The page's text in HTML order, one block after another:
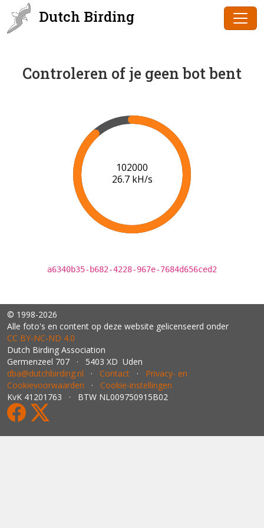
Dutch Birding
Controleren of je geen bot bent
102000
26.7 kH/s
a6340b35-b682-4228-967e-7684d656ced2
© 1998-2026
Alle foto's en content op deze website gelicenseerd onder
CC BY‑NC‑ND 4.0
Dutch Birding Association
Germenzeel 707 · 5403 XD Uden
dba@dutchbirding.nl · Contact · Privacy- en
Cookievoorwaarden · Cookie-instellingen
KvK 41201763 · BTW NL009750915B02